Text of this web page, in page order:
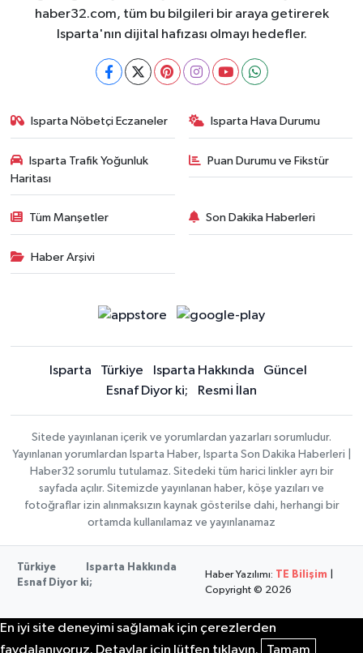
haber32.com, tüm bu bilgileri bir araya getirerek
Isparta'nın dijital hafızası olmayı hedefler.
Isparta Nöbetçi Eczaneler Isparta Hava Durumu
Isparta Trafik Yoğunluk
Haritası
Puan Durumu ve Fikstür
Tüm Manşetler Son Dakika Haberleri
Haber Arşivi
Isparta Türkiye Isparta Hakkında
Güncel
Esnaf Diyor ki;
Resmi İlan
Sitede yayınlanan içerik ve yorumlardan yazarları sorumludur.
Yayınlanan yorumlardan Isparta Haber, Isparta Son Dakika Haberleri |
Haber32 sorumlu tutulamaz. Sitedeki tüm harici linkler ayrı bir
sayfada açılır. Sitemizde yayınlanan haber, köşe yazıları ve
fotoğraflar izin alınmaksızın kaynak gösterilse dahi, herhangi bir
ortamda kullanılamaz ve yayınlanamaz
Türkiye
Isparta Hakkında
Esnaf Diyor ki;
Haber Yazılımı: TE Bilişim
Copyright © 2026
En iyi site deneyimi sağlamak için çerezlerden
faydalanıyoruz. Detaylar için lütfen tıklayın.
Tamam